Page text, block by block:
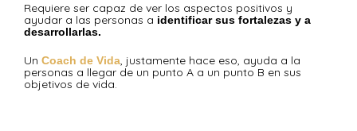
Requiere ser capaz de ver los aspectos positivos y
ayudar a las personas a identificar sus fortalezas y a
desarrollarlas.
Un Coach de Vida, justamente hace eso, ayuda a la
personas a llegar de un punto A a un punto B en sus
objetivos de vida.